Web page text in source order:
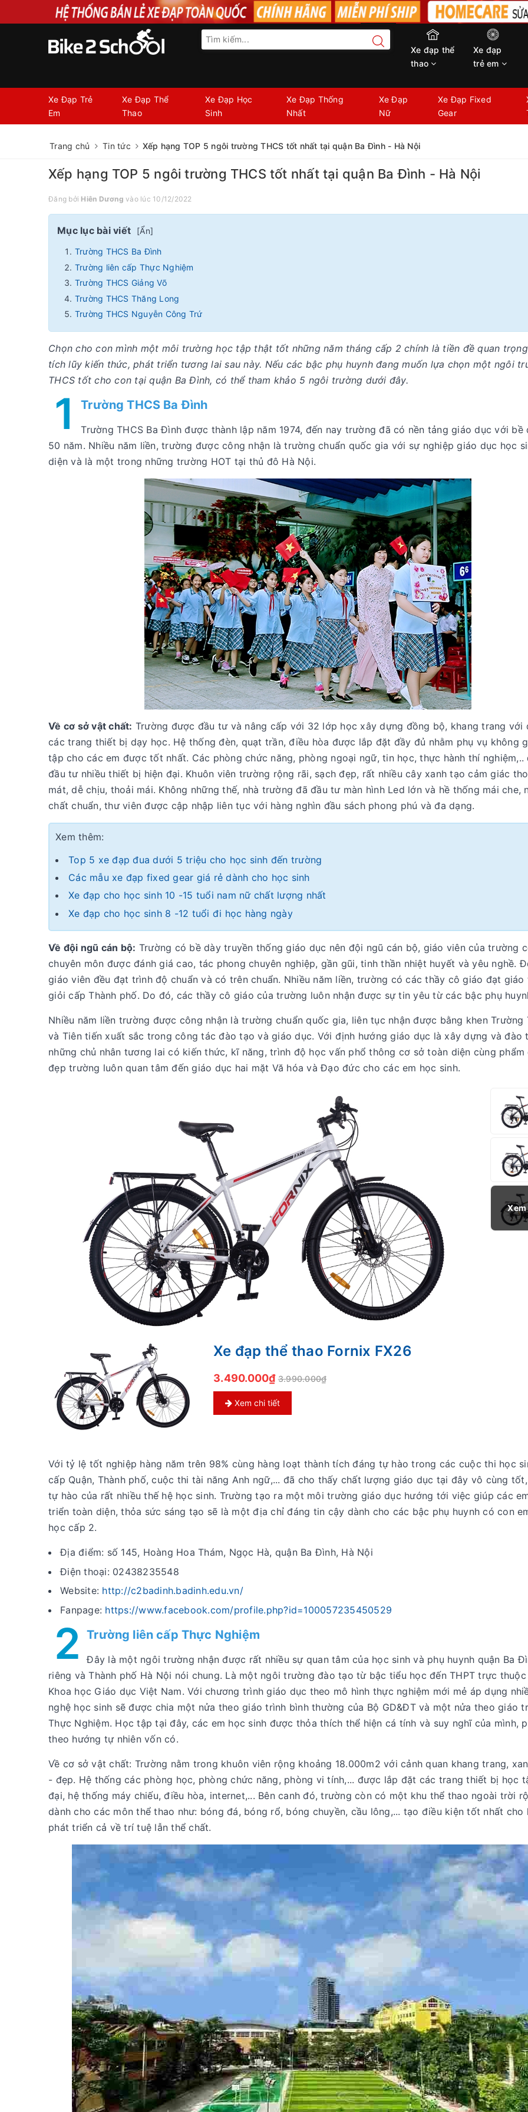
Xe đạp thể
thao
Xe đạp
trẻ em
Xe Đạp Trẻ
Em
Xe Đạp Thể
Thao
Xe Đạp Học
Sinh
Xe Đạp Thống
Nhất
Xe Đạp
Nữ
Xe Đạp Fixed
Gear
Trang chủ Tin tức Xếp hạng TOP 5 ngôi trường THCS tốt nhất tại quận Ba Đình - Hà Nội
Xếp hạng TOP 5 ngôi trường THCS tốt nhất tại quận Ba Đình - Hà Nội
Đăng bởi Hiên Dương vào lúc 10/12/2022
Mục lục bài viết [Ẩn]
Trường THCS Ba Đình
Trường liên cấp Thực Nghiệm
Trường THCS Giảng Võ
Trường THCS Thăng Long
Trường THCS Nguyễn Công Trứ
Chọn cho con mình một môi trường học tập thật tốt những năm tháng cấp 2 chính là tiền đề quan
tích lũy kiến thức, phát triển tương lai sau này. Nếu các bậc phụ huynh đang muốn lựa chọn một ngôi
THCS tốt cho con tại quận Ba Đình, có thể tham khảo 5 ngôi trường dưới đây.
1 Trường THCS Ba Đình
Trường THCS Ba Đình được thành lập năm 1974, đến nay trường đã có nền tảng giáo dục với bề
50 năm. Nhiều năm liền, trường được công nhận là trường chuẩn quốc gia với sự nghiệp giáo dục học
diện và là một trong những trường HOT tại thủ đô Hà Nội.
Về cơ sở vật chất: Trường được đầu tư và nâng cấp với 32 lớp học xây dựng đồng bộ, khang trang với
các trang thiết bị dạy học. Hệ thống đèn, quạt trần, điều hòa được lắp đặt đầy đủ nhằm phụ vụ không
tập cho các em được tốt nhất. Các phòng chức năng, phòng ngoại ngữ, tin học, thực hành thí nghiệm,..
đầu tư nhiều thiết bị hiện đại. Khuôn viên trường rộng rãi, sạch đẹp, rất nhiều cây xanh tạo cảm giác
mát, dễ chịu, thoải mái. Không những thế, nhà trường đã đầu tư màn hình Led lớn và hề thống mái che,
chất chuẩn, thư viên được cập nhập liên tục với hàng nghìn đầu sách phong phú và đa dạng.
Xem thêm:
Top 5 xe đạp đua dưới 5 triệu cho học sinh đến trường
Các mẫu xe đạp fixed gear giá rẻ dành cho học sinh
Xe đạp cho học sinh 10 -15 tuổi nam nữ chất lượng nhất
Xe đạp cho học sinh 8 -12 tuổi đi học hàng ngày
Về đội ngũ cán bộ: Trường có bề dày truyền thống giáo dục nên đội ngũ cán bộ, giáo viên của trường
chuyên môn được đánh giá cao, tác phong chuyên nghiệp, gần gũi, tinh thần nhiệt huyết và yêu nghề.
giáo viên đều đạt trình độ chuẩn và có trên chuẩn. Nhiều năm liền, trường có các thầy cô giáo đạt giáo
giỏi cấp Thành phố. Do đó, các thầy cô giáo của trường luôn nhận được sự tin yêu từ các bậc phụ
Nhiều năm liền trường được công nhận là trường chuẩn quốc gia, liên tục nhận được bằng khen Trường
và Tiên tiến xuất sắc trong công tác đào tạo và giáo dục. Với định hướng giáo dục là xây dựng và đào
những chủ nhân tương lai có kiến thức, kĩ năng, trình độ học vấn phổ thông cơ sở toàn diện cùng
đẹp trường luôn quan tâm đến giáo dục hai mặt Vă hóa và Đạo đức cho các em học sinh.
Xe đạp thể thao Fornix FX26
3.490.000₫3.990.000₫
Xem chi tiết
Với tỷ lệ tốt nghiệp hàng năm trên 98% cùng hàng loạt thành tích đáng tự hào trong các cuộc thi học
cấp Quận, Thành phố, cuộc thi tài năng Anh ngữ,... đã cho thấy chất lượng giáo dục tại đây vô cùng
tự hào của rất nhiều thế hệ học sinh. Trường tạo ra một môi trường giáo dục hướng tới việc giúp các
triển toàn diện, thỏa sức sáng tạo sẽ là một địa chỉ đáng tin cậy dành cho các bậc phụ huynh có con
học cấp 2.
Địa điểm: số 145, Hoàng Hoa Thám, Ngọc Hà, quận Ba Đình, Hà Nội
Điện thoại: 02438235548
Website: http://c2badinh.badinh.edu.vn/
Fanpage: https://www.facebook.com/profile.php?id=100057235450529
2 Trường liên cấp Thực Nghiệm
Đây là một ngôi trường nhận được rất nhiều sự quan tâm của học sinh và phụ huynh quận Ba
riêng và Thành phố Hà Nội nói chung. Là một ngôi trường đào tạo từ bậc tiểu học đến THPT trực thuộc
Khoa học Giáo dục Việt Nam. Với chương trình giáo dục theo mô hình thực nghiệm mới mẻ áp dụng
nghệ học sinh sẽ được chia một nửa theo giáo trình bình thường của Bộ GD&ĐT và một nửa theo giáo
Thực Nghiệm. Học tập tại đây, các em học sinh được thỏa thích thể hiện cá tính và suy nghĩ của mình,
theo hướng tự nhiên vốn có.
Về cơ sở vật chất: Trường nằm trong khuôn viên rộng khoảng 18.000m2 với cảnh quan khang trang,
- đẹp. Hệ thống các phòng học, phòng chức năng, phòng vi tính,... được lắp đặt các trang thiết bị học
đại, hệ thống máy chiếu, điều hòa, internet,... Bên canh đó, trường còn có một khu thể thao ngoài trời
dành cho các môn thể thao như: bóng đá, bóng rổ, bóng chuyền, cầu lông,... tạo điều kiện tốt nhất cho
phát triển cả về trí tuệ lẫn thể chất.